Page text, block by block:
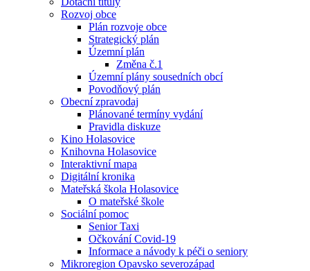
Rozvoj obce
Plán rozvoje obce
Strategický plán
Územní plán
Změna č.1
Územní plány sousedních obcí
Povodňový plán
Obecní zpravodaj
Plánované termíny vydání
Pravidla diskuze
Kino Holasovice
Knihovna Holasovice
Interaktivní mapa
Digitální kronika
Mateřská škola Holasovice
O mateřské škole
Sociální pomoc
Senior Taxi
Očkování Covid-19
Informace a návody k péči o seniory
Mikroregion Opavsko severozápad